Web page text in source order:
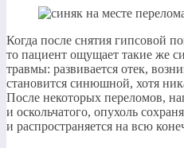
Когда после снятия гипсовой
то пациент ощущает такие же
травмы: развивается отек,
становится синюшной, хотя
После некоторых переломов,
и оскольчатого, опухоль
и распространяется на всю